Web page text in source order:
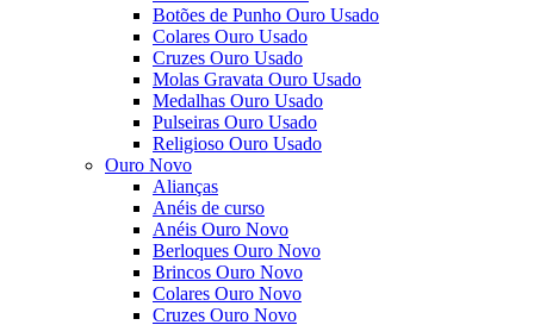
Botões de Punho Ouro Usado
Colares Ouro Usado
Cruzes Ouro Usado
Molas Gravata Ouro Usado
Medalhas Ouro Usado
Pulseiras Ouro Usado
Religioso Ouro Usado
Ouro Novo
Alianças
Anéis de curso
Anéis Ouro Novo
Berloques Ouro Novo
Brincos Ouro Novo
Colares Ouro Novo
Cruzes Ouro Novo